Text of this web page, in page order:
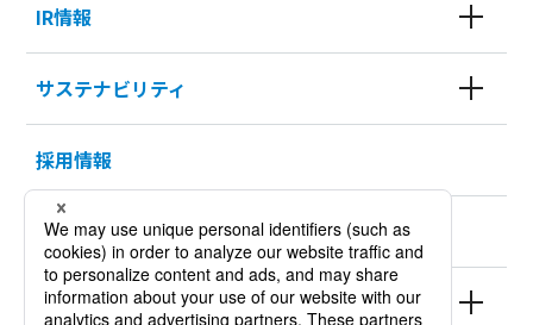
IR情報
サステナビリティ
採用情報
KURODA HISTORY 100
製品情報